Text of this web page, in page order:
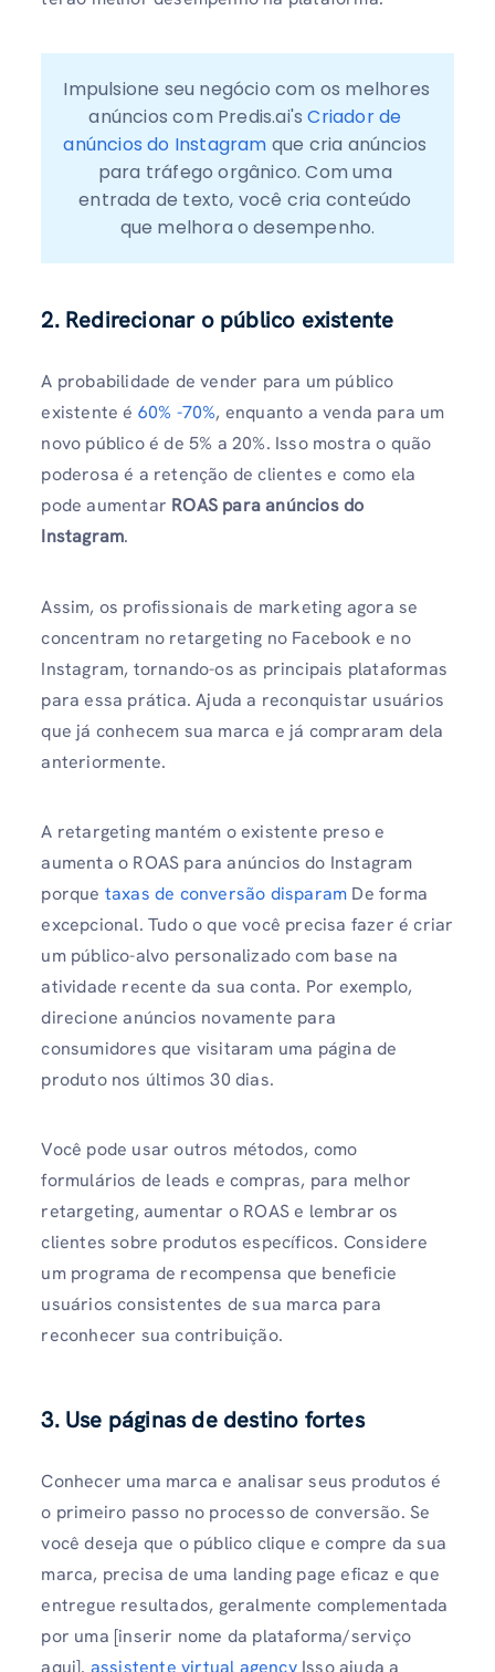
Impulsione seu negócio com os melhores
anúncios com Predis.ai's Criador de
anúncios do Instagram que cria anúncios
para tráfego orgânico. Com uma
entrada de texto, você cria conteúdo
que melhora o desempenho.
2. Redirecionar o público existente
A probabilidade de vender para um público
existente é 60% -70%, enquanto a venda para um
novo público é de 5% a 20%. Isso mostra o quão
poderosa é a retenção de clientes e como ela
pode aumentar ROAS para anúncios do
Instagram.
Assim, os profissionais de marketing agora se
concentram no retargeting no Facebook e no
Instagram, tornando-os as principais plataformas
para essa prática. Ajuda a reconquistar usuários
que já conhecem sua marca e já compraram dela
anteriormente.
A retargeting mantém o existente preso e
aumenta o ROAS para anúncios do Instagram
porque taxas de conversão disparam De forma
excepcional. Tudo o que você precisa fazer é criar
um público-alvo personalizado com base na
atividade recente da sua conta. Por exemplo,
direcione anúncios novamente para
consumidores que visitaram uma página de
produto nos últimos 30 dias.
Você pode usar outros métodos, como
formulários de leads e compras, para melhor
retargeting, aumentar o ROAS e lembrar os
clientes sobre produtos específicos. Considere
um programa de recompensa que beneficie
usuários consistentes de sua marca para
reconhecer sua contribuição.
3. Use páginas de destino fortes
Conhecer uma marca e analisar seus produtos é
o primeiro passo no processo de conversão. Se
você deseja que o público clique e compre da sua
marca, precisa de uma landing page eficaz e que
entregue resultados, geralmente complementada
por uma [inserir nome da plataforma/serviço
aqui]. assistente virtual agencyIsso ajuda a